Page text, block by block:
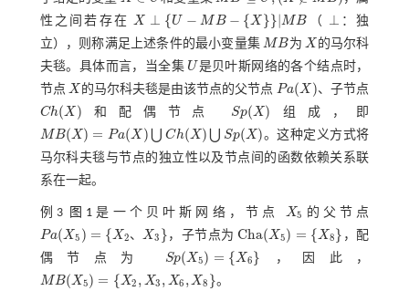
X∈U MB⊆U, (X ∉MB)
性之间若存在 X ⊥ {U − M B − {X }}|MB
X⊥{U -M X}}| MB （ ⊥
⊥ ：独
立），则称满足上述条件的最小变量集 MB
MB 为 X
X
的马尔科
夫毯。具体而言，当全集 U
U 是贝叶斯网络的各个结点时，
节点 X
X 的马尔科夫毯是由该节点的父节点 Pa(X )
Pa(X) 、子节点
Ch(X )
Ch(X) 和配偶节点 Sp(X)
Sp(X) 组成，即
MB(X) = Pa(X )⋃ Ch(X)⋃ Sp(X)
MB(X)=Pa (X) ⋃Ch(X)⋃Sp (X)
。这种定义方式将
马尔科夫毯与节点的独立性以及节点间的函数依赖关系联
系在一起。
例3 图1 是一个贝叶斯网络，节点 X5
X5 的父节点
Pa(X5 ) = {X2、X3 }
P a(X5)={X 2、X3} ，子节点为 Cha(X5) = {X8}
Cha(X5)={X 8}
，配
偶节点为
Sp(X5) = {X6}
Sp(X5)={X 6} ，因此，
MB(X5) = {X2 , X3 , X6 ,X8 }
MB(X5)={X 2,X 3,X6, X 8} 。